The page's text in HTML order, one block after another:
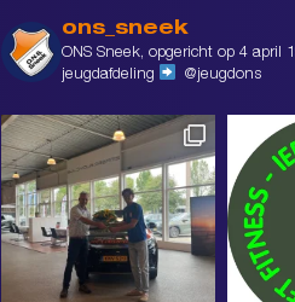
ons_sneek
ONS Sneek, opgericht op 4 april
jeugdafdeling
@jeugdons